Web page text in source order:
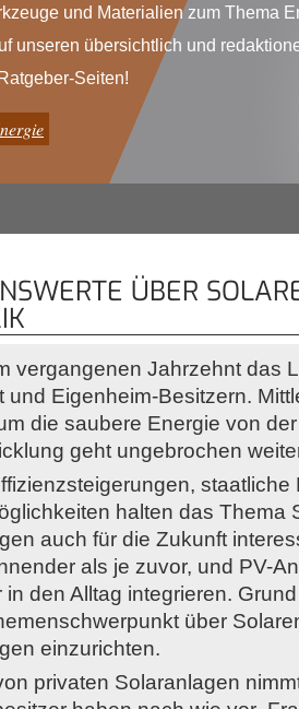
und Materialien zum Thema
unseren übersichtlich und
Seiten!
ÜBER
vergangenen Jahrzehnt das
und Eigenheim-Besitzern.
die saubere Energie von
geht ungebrochen
halten das Thema
auch für die Zukunft
als je zuvor, und PV-
in den Alltag integrieren.
über
einzurichten.
privaten Solaranlagen